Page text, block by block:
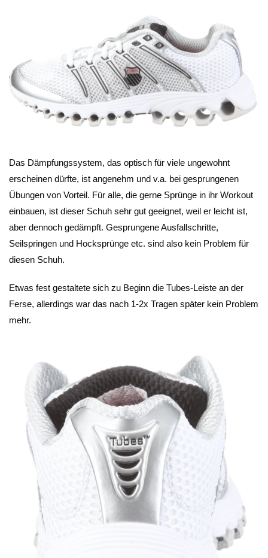
Das Dämpfungssystem, das optisch für viele ungewohnt
erscheinen dürfte, ist angenehm und v.a. bei gesprungenen
Übungen von Vorteil. Für alle, die gerne Sprünge in ihr Workout
einbauen, ist dieser Schuh sehr gut geeignet, weil er leicht ist,
aber dennoch gedämpft. Gesprungene Ausfallschritte,
Seilspringen und Hocksprünge etc. sind also kein Problem für
diesen Schuh.
Etwas fest gestaltete sich zu Beginn die Tubes-Leiste an der
Ferse, allerdings war das nach 1-2x Tragen später kein Problem
mehr.